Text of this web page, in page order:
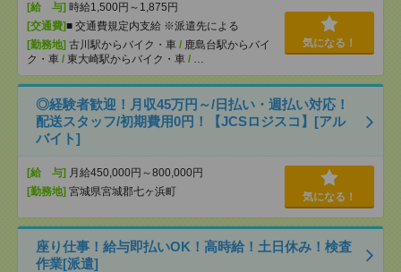
[給 与] 時給1,500円～1,875円
[交通費]■ 交通費規定内支給 ※派遣先による
[勤務地] 古川駅からバイク・車 / 鹿島台駅からバイ
ク・車 / 東大崎駅からバイク・車 / …
気になる！
◎経験者歓迎！月収45万円～/日払い・週払い対応！
配送スタッフ/初期費用0円！【JCSロジスコ】[アル
バイト]
[給 与] 月給450,000円～800,000円
[勤務地] 宮城県宮城郡七ヶ浜町 気になる！
座り仕事！給与即払いOK！高時給！土日休み！検査
作業[派遣]